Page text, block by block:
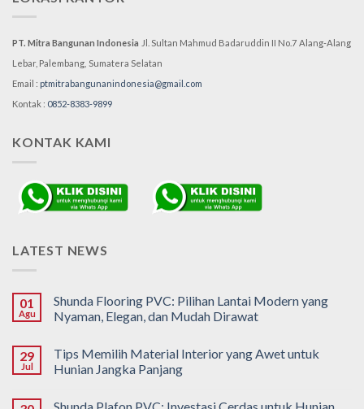
PT. Mitra Bangunan Indonesia Jl. Sultan Mahmud Badaruddin II No.7 Alang-Alang
Lebar, Palembang, Sumatera Selatan
Email : ptmitrabangunanindonesia@gmail.com
Kontak : 0852-8383-9899
KONTAK KAMI
LATEST NEWS
01
Agu
Shunda Flooring PVC: Pilihan Lantai Modern yang
Nyaman, Elegan, dan Mudah Dirawat
29
Jul
Tips Memilih Material Interior yang Awet untuk
Hunian Jangka Panjang